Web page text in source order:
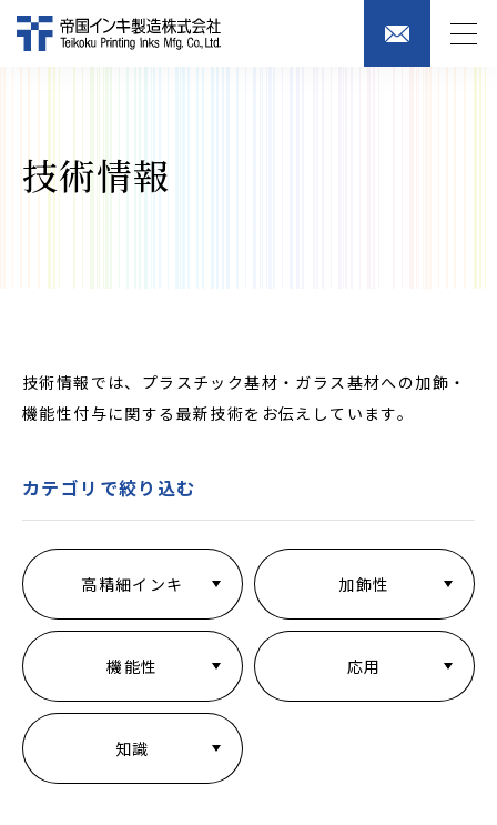
技術情報
技術情報では、プラスチック基材・ガラス基材への加飾・
機能性付与に関する最新技術をお伝えしています。
カテゴリで絞り込む
高精細インキ 加飾性
機能性 応用
知識